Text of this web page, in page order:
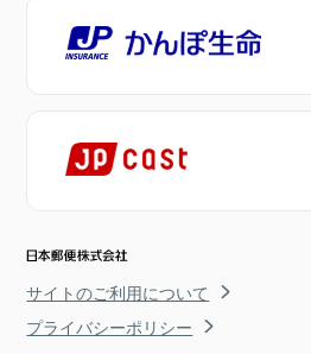
サイトのご利用について
プライバシーポリシー